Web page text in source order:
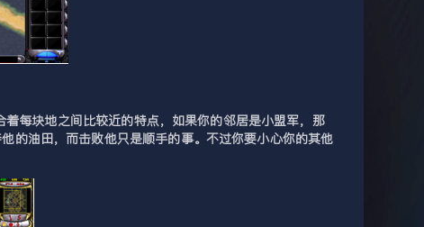
每块地之间比较近的特点，如果你的邻居是小盟军，那
的油田，而击败他只是顺手的事。不过你要小心你的其他